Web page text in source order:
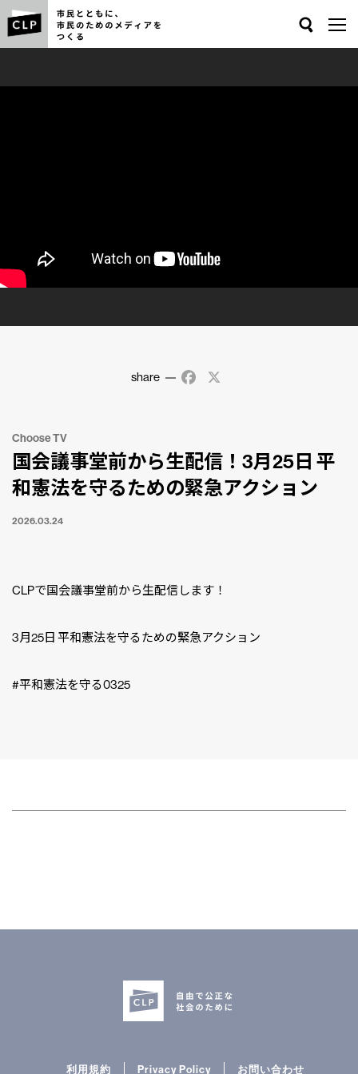
share Facebook
Choose TV
国会議事堂前から生配信！3月25日 平
和憲法を守るための緊急アクション
2026.03.24
CLPで国会議事堂前から生配信します！
3月25日 平和憲法を守るための緊急アクション
#平和憲法を守る0325
利用規約 Privacy Policy お問い合わせ